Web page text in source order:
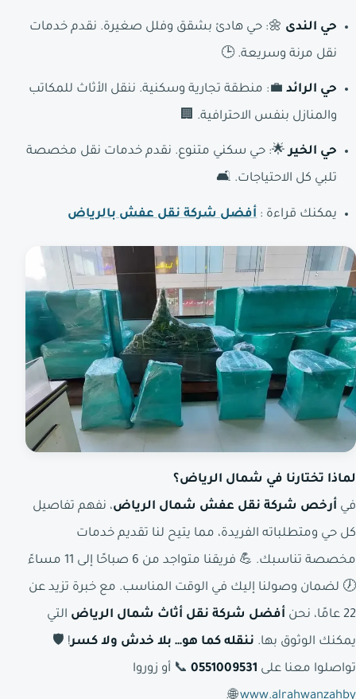
حي الندى 🌼: حي هادئ بشقق وفلل صغيرة. نقدم خدمات
نقل مرنة وسريعة. 🕒
حي الرائد💼: منطقة تجارية وسكنية. ننقل الأثاث للمكاتب
والمنازل بنفس الاحترافية. 🏢
حي الخير🌟: حي سكني متنوع. نقدم خدمات نقل مخصصة
تلبي كل الاحتياجات. 🛋️
يمكنك قراءة : أفضل شركة نقل عفش بالرياض
لماذا تختارنا في شمال الرياض؟
في أرخص شركة نقل عفش شمال الرياض، نفهم تفاصيل
كل حي ومتطلباته الفريدة، مما يتيح لنا تقديم خدمات
مخصصة تناسبك. 💪 فريقنا متواجد من 6 صباحًا إلى 11 مساءً
🕖 لضمان وصولنا إليك في الوقت المناسب. مع خبرة تزيد عن
22 عامًا، نحن
أفضل شركة نقل أثاث شمال الرياض التي
يمكنك الوثوق بها. ننقله كما هو… بلا خدش ولا كسر! 🛡️
تواصلوا معنا على 0551009531 📞 أو زوروا